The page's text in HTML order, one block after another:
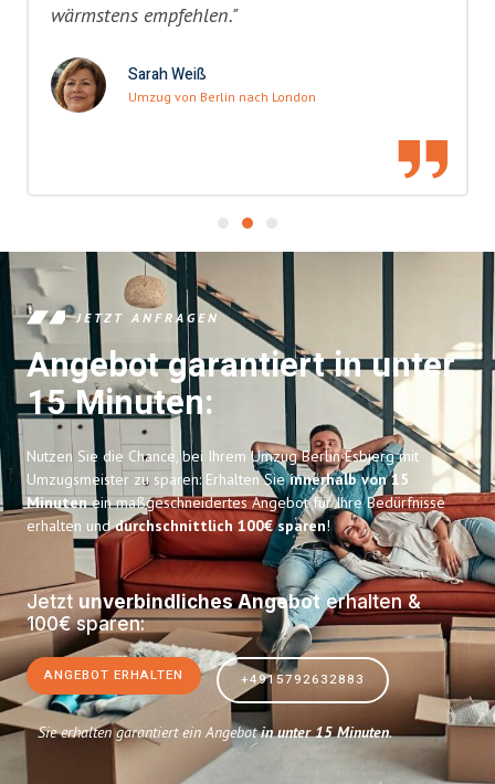
wärmstens empfehlen."
Sarah Weiß
Umzug von Berlin nach London
JETZT ANFRAGEN
Angebot garantiert in unter
15 Minuten:
Nutzen Sie die Chance, bei Ihrem Umzug Berlin Esbjerg mit
Umzugsmeister zu sparen: Erhalten Sieinnerhalb von 15
Minutenein maßgeschneidertes Angebot für Ihre Bedürfnisse
erhalten unddurchschnittlich 100€ sparen!
Jetzt unverbindliches Angeboterhalten &
100€ sparen:
ANGEBOT ERHALTEN +4915792632883
Sie erhalten garantiert ein Angebotin unter 15 Minuten.